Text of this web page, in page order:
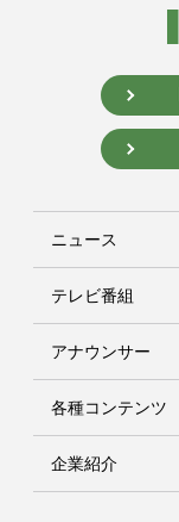
ニュース
テレビ番組
アナウンサー
各種コンテンツ
企業紹介